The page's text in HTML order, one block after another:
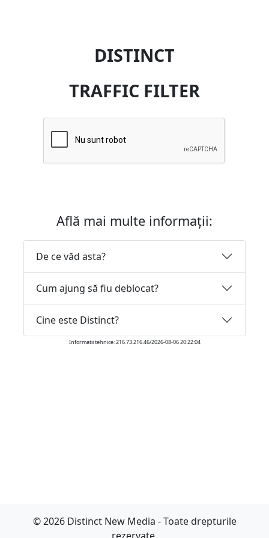
DISTINCT
TRAFFIC FILTER
Află mai multe informații:
De ce văd asta?
Cum ajung să fiu deblocat?
Cine este Distinct?
Informatii tehnice: 216.73.216.46/2026-08-06 20:22:04
© 2026 Distinct New Media - Toate drepturile